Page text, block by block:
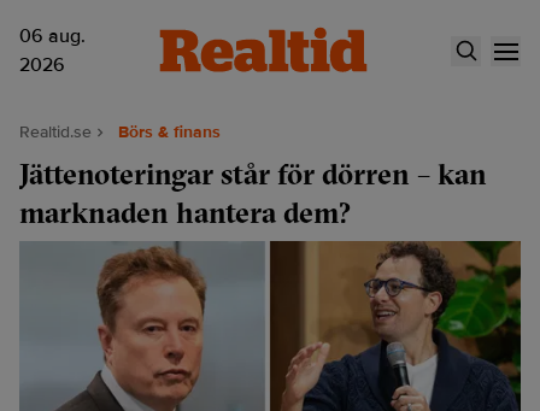
06 aug.
2026
Realtid.se Börs & finans
Jättenoteringar står för dörren – kan
marknaden hantera dem?